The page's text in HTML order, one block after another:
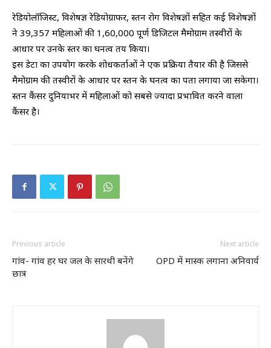
रेडियोलॉजिस्ट, विशेषज्ञ रेडियोग्राफर, स्तन रोग विशेषज्ञों सहित कई विशेषज्ञों
ने 39,357 महिलाओं की 1,60,000 पूर्ण डिजिटल मैमोग्राम तस्वीरों के
आधार पर उनके स्तर का घनत्व तय किया।
इस डेटा का उपयोग करके शोधकर्ताओं ने एक प्रक्रिया तैयार की है जिससे
मैमोग्राम की तस्वीरों के आधार पर स्तन के घनत्व का पता लगाया जा सकेगा।
स्तन कैंसर दुनियाभर में महिलाओं को सबसे ज्यादा प्रभावित करने वाला
कैंसर है।
Previous article
गांव- गांव हर घर जल के सारथी बनेंगे
छात्र
Next article
OPD में मास्क लगाना अनिवार्य